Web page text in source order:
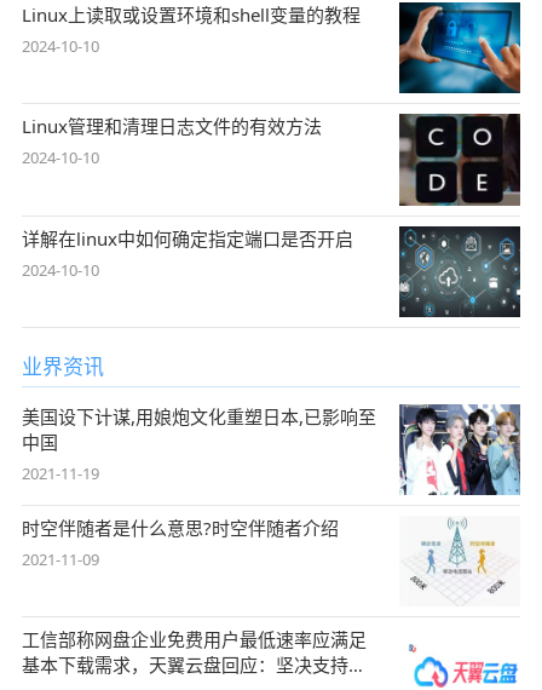
Linux上读取或设置环境和shell变量的教程
2024-10-10
Linux管理和清理日志文件的有效方法
2024-10-10
详解在linux中如何确定指定端口是否开启
2024-10-10
业界资讯
美国设下计谋,用娘炮文化重塑日本,已影响至
中国
2021-11-19
时空伴随者是什么意思?时空伴随者介绍
2021-11-09
工信部称网盘企业免费用户最低速率应满足
基本下载需求，天翼云盘回应：坚决支持，